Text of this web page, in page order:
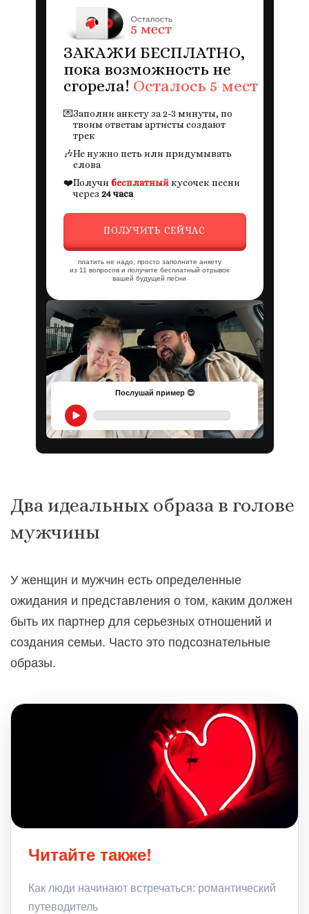
Послушай пример 😍
ЗАКАЖИ БЕСПЛАТНО,
пока возможность не
сгорела! Осталось 5 мест
💌Заполни анкету за 2-3 минуты, по
твоим ответам артисты создают
трек
🎶Не нужно петь или придумывать
слова
❤️Получи бесплатныйкусочек песни
через 24 часа
ПОЛУЧИТЬ СЕЙЧАС
платить не надо, просто заполните анкету
из 11 вопросов и получите бесплатный отрывок
вашей будущей песни
Два идеальных образа в голове
мужчины
У женщин и мужчин есть определенные
ожидания и представления о том, каким должен
быть их партнер для серьезных отношений и
создания семьи. Часто это подсознательные
образы.
Читайте также!
Как люди начинают встречаться: романтический
путеводитель